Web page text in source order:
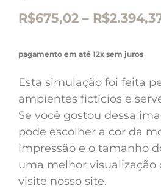
R$675,02 – R$
pagamento em até 12x sem juros
Esta simulação foi feita
ambientes fictícios e
Se você gostou dessa
pode escolher a cor da
impressão e o tamanho
uma melhor visualização
visite nosso site.